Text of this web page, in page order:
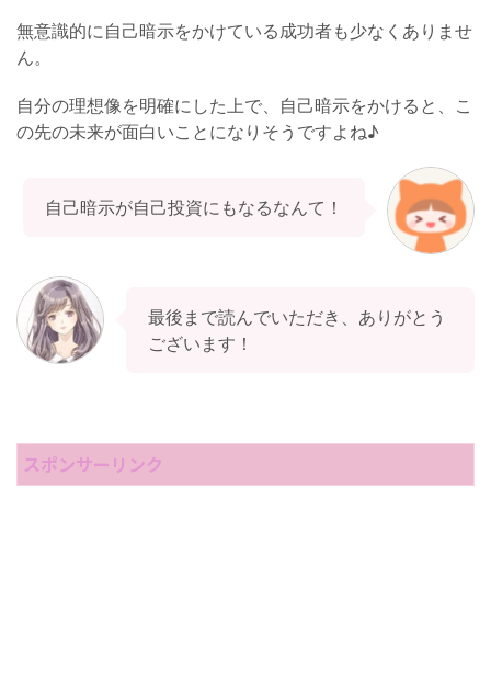
無意識的に自己暗示をかけている成功者も少なくありませ
ん。
自分の理想像を明確にした上で、自己暗示をかけると、こ
の先の未来が面白いことになりそうですよね♪
自己暗示が自己投資にもなるなんて！
最後まで読んでいただき、ありがとう
ございます！
スポンサーリンク